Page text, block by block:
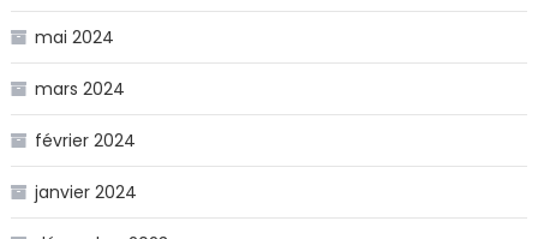
mai 2024
mars 2024
février 2024
janvier 2024